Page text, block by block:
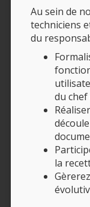
Au sein de
techniciens
du
du
la